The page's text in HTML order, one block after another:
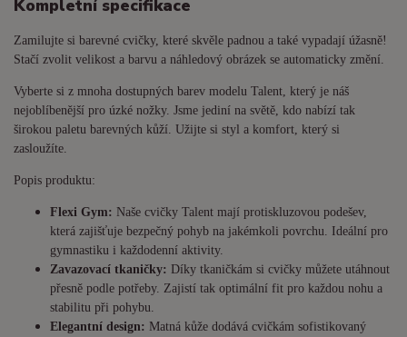
Kompletní specifikace
Zamilujte si barevné cvičky, které skvěle padnou a také vypadají úžasně!
Stačí zvolit velikost a barvu a náhledový obrázek se automaticky změní.
Vyberte si z mnoha dostupných barev modelu Talent, který je náš
nejoblíbenější pro úzké nožky. Jsme jediní na světě, kdo nabízí tak
širokou paletu barevných kůží. Užijte si styl a komfort, který si
zasloužíte.
Popis produktu:
Flexi Gym: Naše cvičky Talent mají protiskluzovou podešev,
která zajišťuje bezpečný pohyb na jakémkoli povrchu. Ideální pro
gymnastiku i každodenní aktivity.
Zavazovací tkaničky: Díky tkaničkám si cvičky můžete utáhnout
přesně podle potřeby. Zajistí tak optimální fit pro každou nohu a
stabilitu při pohybu.
Elegantní design: Matná kůže dodává cvičkám sofistikovaný